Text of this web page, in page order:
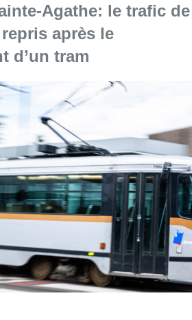
Agathe: le trafic de
après le
d’un tram